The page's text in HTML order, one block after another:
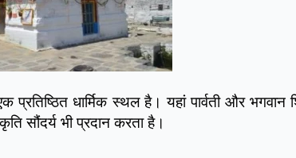
धार्मिक स्थल है। यहां पार्वती और भगवान
सौंदर्य भी प्रदान करता है।